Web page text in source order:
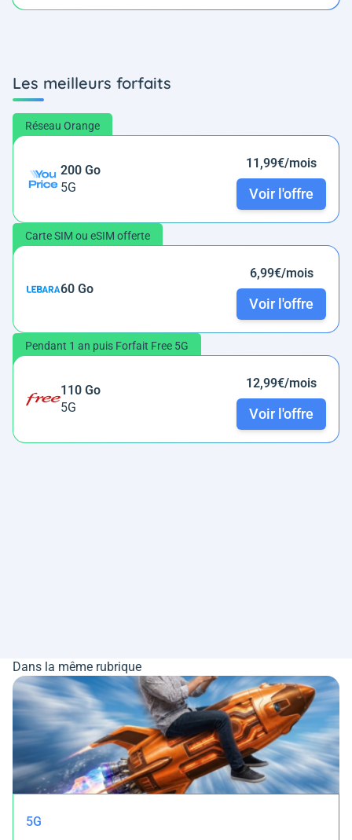
Les meilleurs forfaits
Réseau Orange
200 Go
5G
11,99€/mois
Voir l'offre
Carte SIM ou eSIM offerte
60 Go
6,99€/mois
Voir l'offre
Pendant 1 an puis Forfait Free 5G
110 Go
5G
12,99€/mois
Voir l'offre
Dans la même rubrique
5G